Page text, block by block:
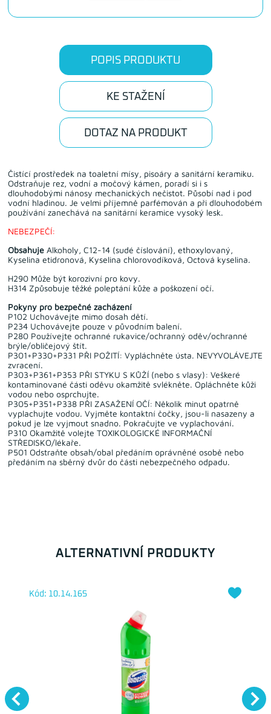
POPIS PRODUKTU
KE STAŽENÍ
DOTAZ NA PRODUKT
Čistící prostředek na toaletní mísy, pisoáry a sanitární keramiku.
Odstraňuje rez, vodní a močový kámen, poradí si i s
dlouhodobými nánosy mechanických nečistot. Působí nad i pod
vodní hladinou. Je velmi příjemně parfémován a při dlouhodobém
používání zanechává na sanitární keramice vysoký lesk.
NEBEZPEČÍ:
Obsahuje Alkoholy, C12-14 (sudé číslování), ethoxylovaný,
Kyselina etidronová, Kyselina chlorovodíková, Octová kyselina.
H290 Může být korozivní pro kovy.
H314 Způsobuje těžké poleptání kůže a poškození očí.
Pokyny pro bezpečné zacházení
P102 Uchovávejte mimo dosah dětí.
P234 Uchovávejte pouze v původním balení.
P280 Používejte ochranné rukavice/ochranný oděv/ochranné
brýle/obličejový štít.
P301+P330+P331 PŘI POŽITÍ: Vypláchněte ústa. NEVYVOLÁVEJTE
zvracení.
P303+P361+P353 PŘI STYKU S KŮŽÍ (nebo s vlasy): Veškeré
kontaminované části oděvu okamžitě svlékněte. Opláchněte kůži
vodou nebo osprchujte.
P305+P351+P338 PŘI ZASAŽENÍ OČÍ: Několik minut opatrně
vyplachujte vodou. Vyjměte kontaktní čočky, jsou-li nasazeny a
pokud je lze vyjmout snadno. Pokračujte ve vyplachování.
P310 Okamžitě volejte TOXIKOLOGICKÉ INFORMAČNÍ
STŘEDISKO/lékaře.
P501 Odstraňte obsah/obal předáním oprávněné osobě nebo
předáním na sběrný dvůr do části nebezpečného odpadu.
ALTERNATIVNÍ PRODUKTY
Kód: 10.14.165